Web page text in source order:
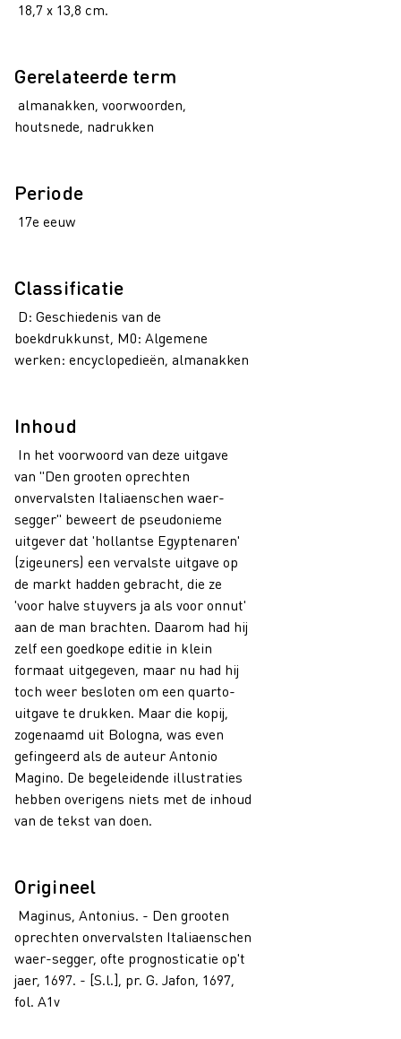
18,7 x 13,8 cm.
Gerelateerde term
almanakken, voorwoorden,
houtsnede, nadrukken
Periode
17e eeuw
Classificatie
D: Geschiedenis van de
boekdrukkunst, M0: Algemene
werken: encyclopedieën, almanakken
Inhoud
In het voorwoord van deze uitgave
van "Den grooten oprechten
onvervalsten Italiaenschen waer-
segger" beweert de pseudonieme
uitgever dat 'hollantse Egyptenaren'
(zigeuners) een vervalste uitgave op
de markt hadden gebracht, die ze
'voor halve stuyvers ja als voor onnut'
aan de man brachten. Daarom had hij
zelf een goedkope editie in klein
formaat uitgegeven, maar nu had hij
toch weer besloten om een quarto-
uitgave te drukken. Maar die kopij,
zogenaamd uit Bologna, was even
gefingeerd als de auteur Antonio
Magino. De begeleidende illustraties
hebben overigens niets met de inhoud
van de tekst van doen.
Origineel
Maginus, Antonius. - Den grooten
oprechten onvervalsten Italiaenschen
waer-segger, ofte prognosticatie op't
jaer, 1697. - [S.l.], pr. G. Jafon, 1697,
fol. A1v